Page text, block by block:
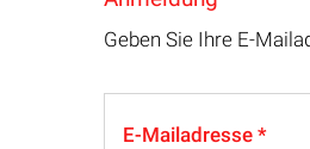
Geben Sie Ihre E-
E-Mailadresse